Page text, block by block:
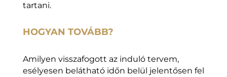
tartani.
HOGYAN TOVÁBB?
Amilyen visszafogott az induló tervem,
esélyesen belátható időn belül jelentősen fel